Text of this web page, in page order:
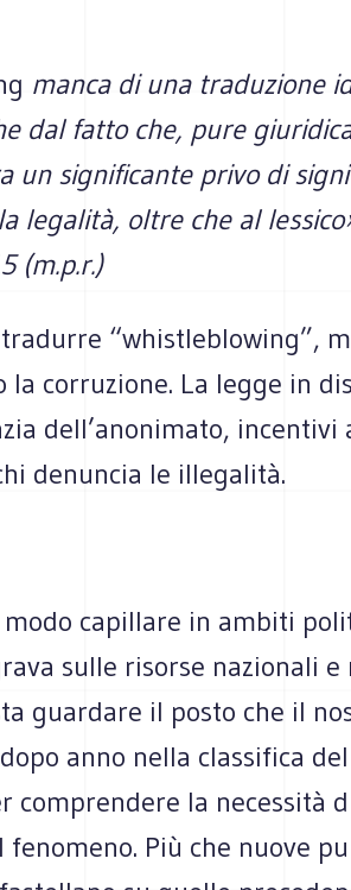
manca di una traduzione
dal fatto che, pure
un significante privo di
legalità, oltre che al
(m.p.r.)
“whistleblowing”,
corruzione. La legge in
dell’anonimato, incentivi
denuncia le illegalità.
capillare in ambiti
sulle risorse nazionali e
guardare il posto che il
anno nella classifica
comprendere la necessità
Più che nuove